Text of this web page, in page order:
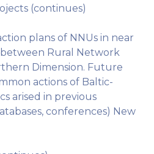
(continues)
plans of NNUs in near
Rural Network
Dimension. Future
actions of Baltic-
arised in previous
conferences) New